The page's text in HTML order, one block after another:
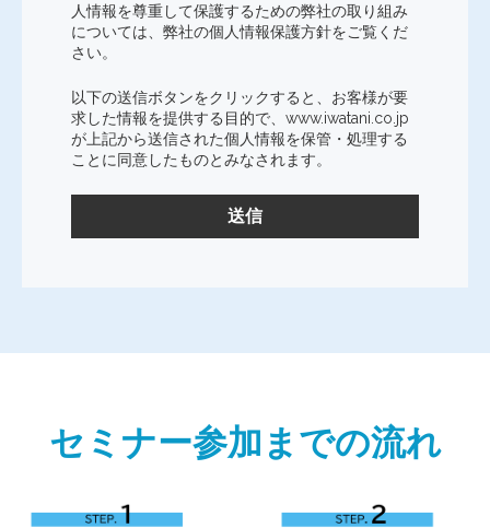
人情報を尊重して保護するための弊社の取り組み
については、弊社の個人情報保護方針をご覧くだ
さい。
以下の送信ボタンをクリックすると、お客様が要
求した情報を提供する目的で、www.iwatani.co.jp
が上記から送信された個人情報を保管・処理する
ことに同意したものとみなされます。
セミナー参加までの流れ